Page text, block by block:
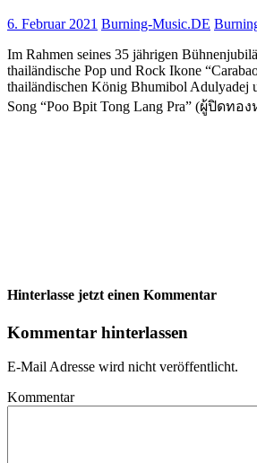
6. Februar 2021 Burning-Music.DE
Im Rahmen seines 35 jährigen
thailändische Pop und Rock Ikone
thailändischen König Bhumibol Adulyadej
Song “Poo Bpit Tong Lang Pra” (ผู้ปิดทอ
Hinterlasse jetzt einen Kommentar
Kommentar hinterlassen
E-Mail Adresse wird nicht veröffentlicht.
Kommentar